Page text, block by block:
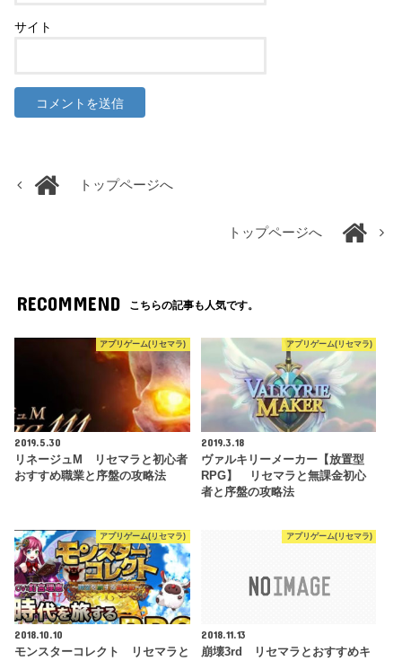
サイト
トップページへ
トップページへ
RECOMMEND こちらの記事も人気です。
アプリゲーム(リセマラ)
2019.5.30
リネージュM リセマラと初心者
おすすめ職業と序盤の攻略法
アプリゲーム(リセマラ)
2019.3.18
ヴァルキリーメーカー【放置型
RPG】 リセマラと無課金初心
者と序盤の攻略法
アプリゲーム(リセマラ)
2018.10.10
モンスターコレクト リセマラと
アプリゲーム(リセマラ)
2018.11.13
崩壊3rd リセマラとおすすめキ